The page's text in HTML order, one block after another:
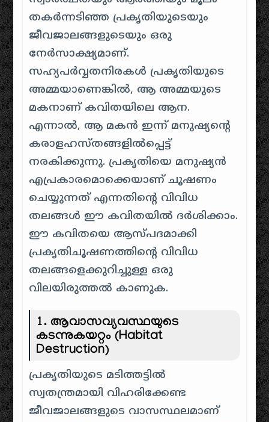
തകർന്നടിഞ്ഞ പ്രകൃതിയുടെയും
ജീവജാലങ്ങളുടെയും ഒരു
നേർസാക്ഷ്യമാണ്.
സഹ്യപർവ്വതനിരകൾ പ്രകൃതിയുടെ
അമ്മയാണെങ്കിൽ, ആ അമ്മയുടെ
മകനാണ് കവിതയിലെ ആന.
എന്നാൽ, ആ മകൻ ഇന്ന് മനുഷ്യന്റെ
കരാളഹസ്തങ്ങളിൽപ്പെട്ട്
നരകിക്കുന്നു. പ്രകൃതിയെ മനുഷ്യൻ
എപ്രകാരമൊക്കെയാണ് ചൂഷണം
ചെയ്യുന്നത് എന്നതിന്റെ വിവിധ
തലങ്ങൾ ഈ കവിതയിൽ ദർശിക്കാം.
ഈ കവിതയെ ആസ്പദമാക്കി
പ്രകൃതിചൂഷണത്തിന്റെ വിവിധ
തലങ്ങളെക്കുറിച്ചുള്ള ഒരു
വിലയിരുത്തൽ കാണുക.
1. ആവാസവ്യവസ്ഥയുടെ
കടന്നുകയറ്റം (Habitat
Destruction)
പ്രകൃതിയുടെ മടിത്തട്ടിൽ
സ്വതന്ത്രമായി വിഹരിക്കേണ്ട
ജീവജാലങ്ങളുടെ വാസസ്ഥലമാണ്